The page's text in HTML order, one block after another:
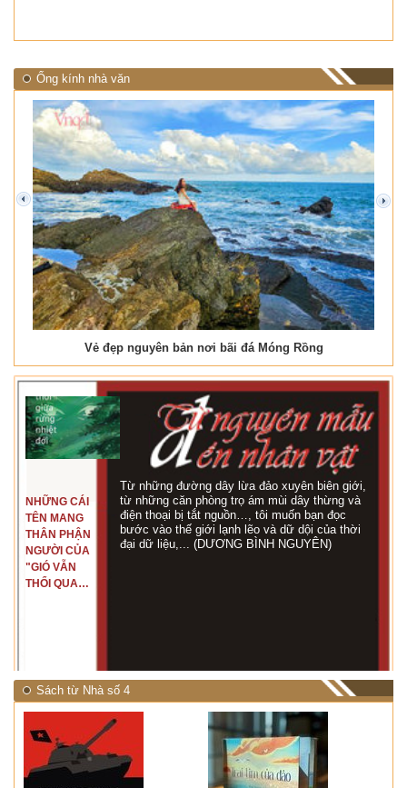
Ống kính nhà văn
Vẻ đẹp nguyên bản nơi bãi đá Móng Rồng
prev next
NHỮNG CÁI
TÊN MANG
THÂN PHẬN
NGƯỜI CỦA
"GIÓ VẪN
THỔI QUA
Từ những đường dây lừa đảo xuyên biên giới,
từ những căn phòng trọ ám mùi dây thừng và
điện thoại bị tắt nguồn…, tôi muốn bạn đọc
bước vào thế giới lạnh lẽo và dữ dội của thời
đại dữ liệu,... (DƯƠNG BÌNH NGUYÊN)
Sách từ Nhà số 4